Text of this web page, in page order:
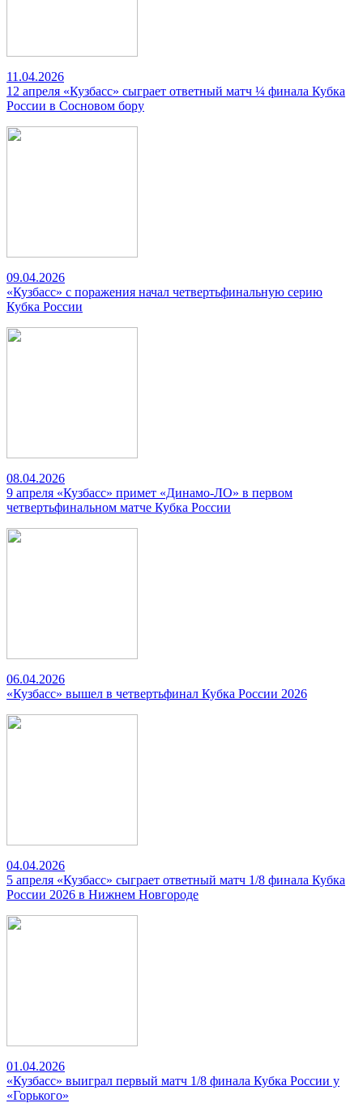
11.04.2026
12 апреля «Кузбасс» сыграет ответный матч ¼ финала Кубка
России в Сосновом бору
09.04.2026
«Кузбасс» с поражения начал четвертьфинальную серию
Кубка России
08.04.2026
9 апреля «Кузбасс» примет «Динамо-ЛО» в первом
четвертьфинальном матче Кубка России
06.04.2026
«Кузбасс» вышел в четвертьфинал Кубка России 2026
04.04.2026
5 апреля «Кузбасс» сыграет ответный матч 1/8 финала Кубка
России 2026 в Нижнем Новгороде
01.04.2026
«Кузбасс» выиграл первый матч 1/8 финала Кубка России у
«Горького»